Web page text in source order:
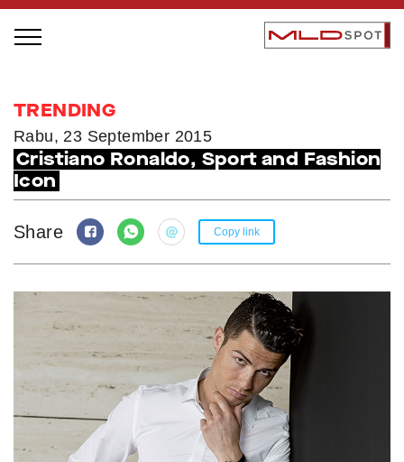
LOCAL GREATNESS
INSPIRING PEOPLE
INSPIRING PRODUCTS
INSPIRING PLACES
INSPIRING COMMUNITIES
TRENDING
EVENTS
MLDPODCAST
VIDEOS
MLDPOINTS
TRENDING
Rabu, 23 September 2015
Cristiano Ronaldo, Sport and Fashion
Icon
Share Copy link